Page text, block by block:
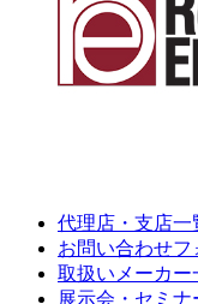
代理店・支店一
お問い合わせフ
取扱いメーカー
展示会・セミナ